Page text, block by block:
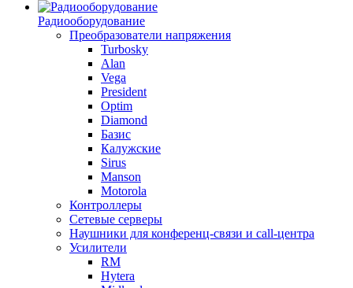
Радиооборудование
Преобразователи напряжения
Turbosky
Alan
Vega
President
Optim
Diamond
Базис
Калужские
Sirus
Manson
Motorola
Контроллеры
Сетевые серверы
Наушники для конференц-связи и call-центра
Усилители
RM
Hytera